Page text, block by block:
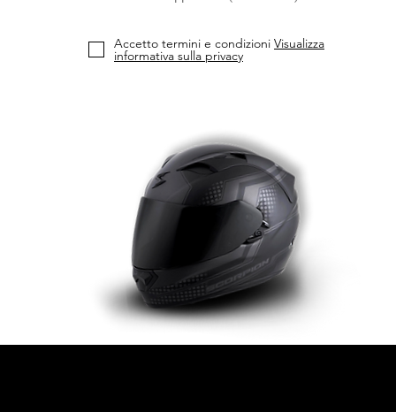
Accetto termini e condizioni Visualizza
informativa sulla privacy